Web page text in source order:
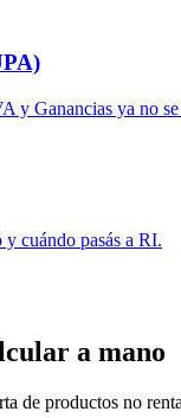
Ganancias ya no se
cuándo pasás a RI.
a mano
de productos no